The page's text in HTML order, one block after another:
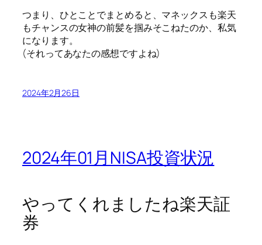
つまり、ひとことでまとめると、マネックスも楽天
もチャンスの女神の前髪を掴みそこねたのか、私気
になります。
(それってあなたの感想ですよね)
2024年2月26日
2024年01月NISA投資状況
やってくれましたね楽天証
券